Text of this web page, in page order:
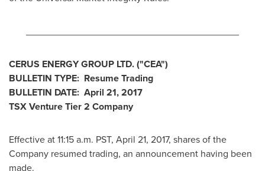
CERUS ENERGY GROUP LTD.("CEA")
BULLETIN TYPE: Resume Trading
BULLETIN DATE: April 21, 2017
TSX Venture Tier 2 Company
Effective at 11:15 a.m. PST, April 21, 2017, shares of the
Company resumed trading, an announcement having been
made.